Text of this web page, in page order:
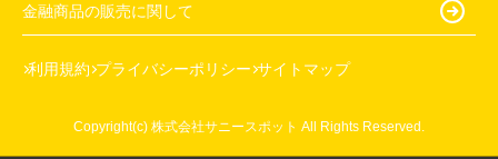
金融商品の販売に関して
利用規約 プライバシーポリシー サイトマップ
Copyright(c) 株式会社サニースポット All Rights Reserved.